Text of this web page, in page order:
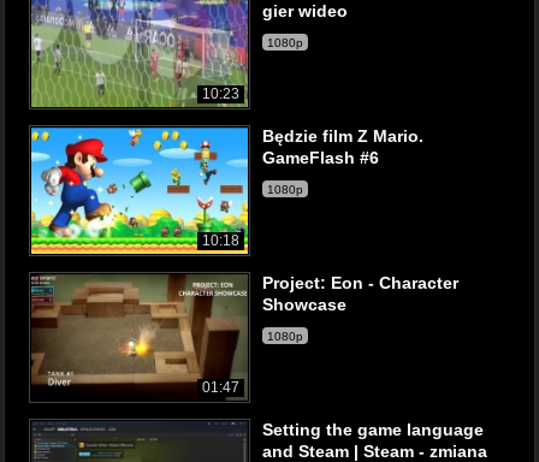
10:23
gier wideo
1080p
10:18
Będzie film Z Mario.
GameFlash #6
1080p
01:47
Project: Eon - Character
Showcase
1080p
Setting the game language
and Steam | Steam - zmiana